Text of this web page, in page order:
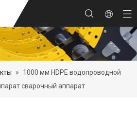
»
1000 мм HDPE водопроводной
сварочный аппарат